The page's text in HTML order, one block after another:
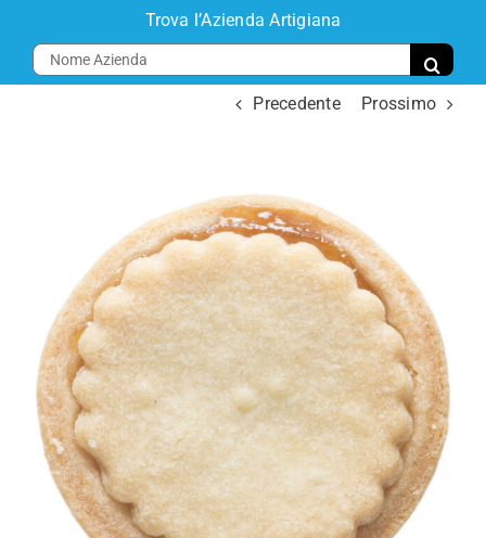
contenuto
Trova l’Azienda Artigiana
Cerca
per:
Progetto
Comparti
Aziende
Eventi
Disciplinari
Maestro Artigiano
Precedente Prossimo